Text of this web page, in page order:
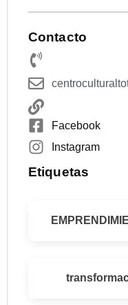
Contacto
Facebook
Instagram
Etiquetas